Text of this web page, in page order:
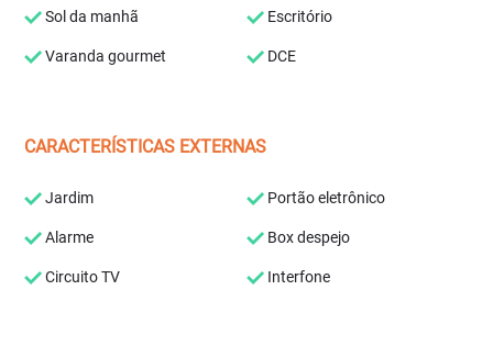
Sol da manhã Escritório
Varanda gourmet DCE
CARACTERÍSTICAS EXTERNAS
Jardim Portão eletrônico
Alarme Box despejo
Circuito TV Interfone